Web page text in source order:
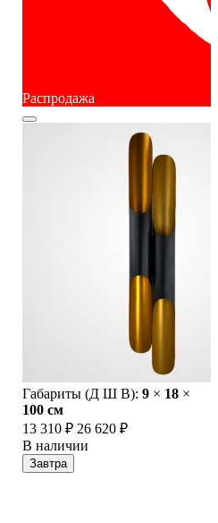
Распродажа
Габариты (Д Ш В): 9 × 18 ×
100 cм
13 310 ₽ 26 620 ₽
В наличии
Завтра